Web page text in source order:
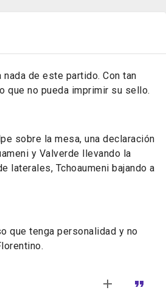
de este partido. Con tan
que no pueda imprimir su sello.
sobre la mesa, una declaración
y Valverde llevando la
laterales, Tchoaumeni bajando a
que tenga personalidad y no